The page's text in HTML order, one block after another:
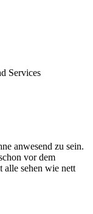
Services
anwesend zu sein.
vor dem
alle sehen wie nett